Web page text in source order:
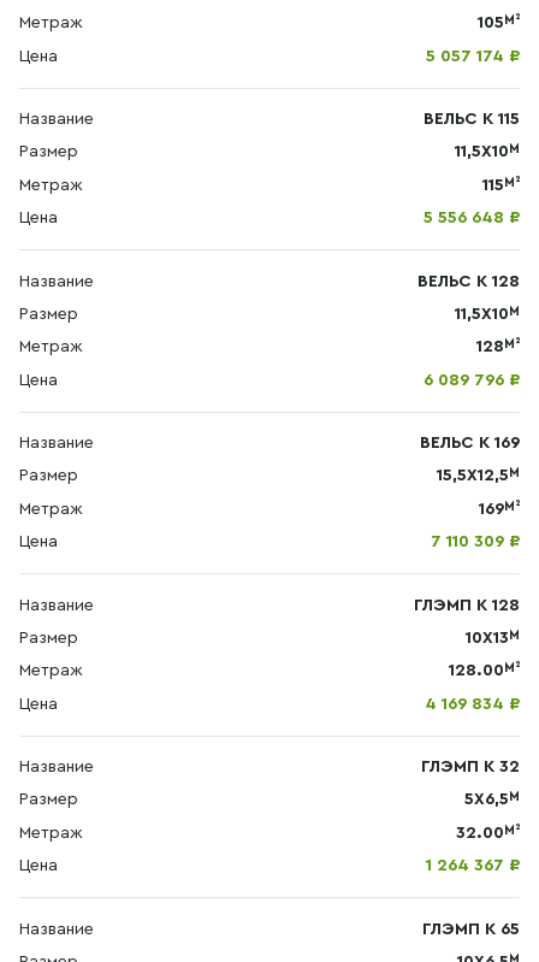
Метраж 105М²
Цена 5 057 174 ₽
Название
ВЕЛЬС К 115
Размер
11,5X10 М
Метраж 115М²
Цена 5 556 648 ₽
Название
ВЕЛЬС К 128
Размер
11,5X10М
Метраж 128М²
Цена 6 089 796 ₽
Название
ВЕЛЬС К 169
Размер
15,5X12,5 М
Метраж 169М²
Цена 7 110 309 ₽
Название
ГЛЭМП К 128
Размер
10Х13М
Метраж 128.00М²
Цена 4 169 834 ₽
Название
ГЛЭМП К 32
Размер
5Х6,5 М
Метраж 32.00М²
Цена 1 264 367 ₽
Название
ГЛЭМП К 65
М